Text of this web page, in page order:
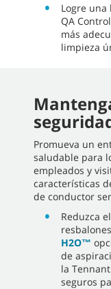
Logre
QA
más
limpieza
Promueva un
saludable para
empleados y
características
de conductor
Reduzca
H2O™
de
la
seguros